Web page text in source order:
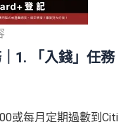
1. 「入錢」任務
或每月定期過數到Citi